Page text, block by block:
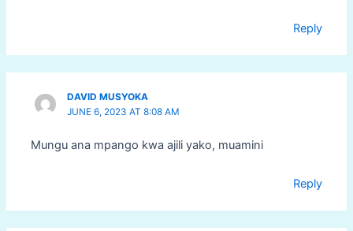
Reply
DAVID MUSYOKA
JUNE 6, 2023 AT 8:08 AM
Mungu ana mpango kwa ajili yako, muamini
Reply